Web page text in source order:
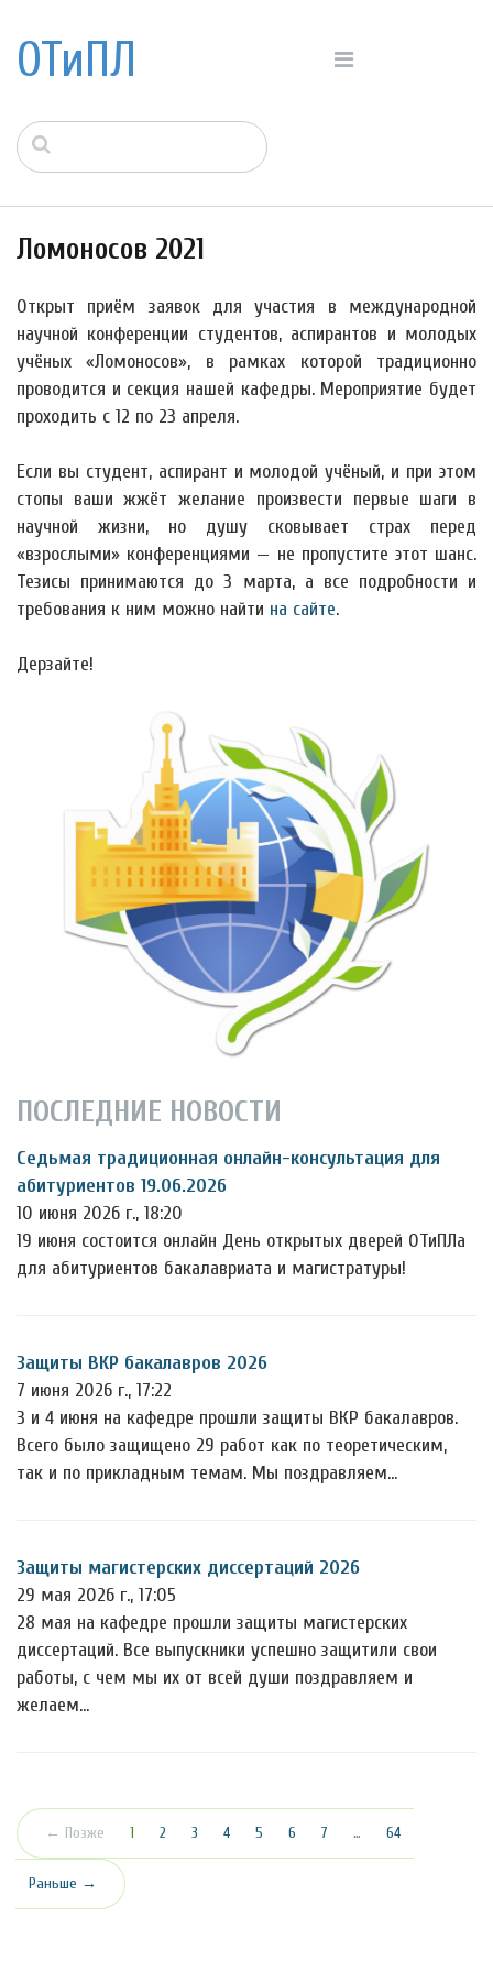
ОТиПЛ
Ломоносов 2021
Открыт приём заявок для участия в международной
научной конференции студентов, аспирантов и молодых
учёных «Ломоносов», в рамках которой традиционно
проводится и секция нашей кафедры. Мероприятие будет
проходить с 12 по 23 апреля.
Если вы студент, аспирант и молодой учёный, и при этом
стопы ваши жжёт желание произвести первые шаги в
научной жизни, но душу сковывает страх перед
«взрослыми» конференциями — не пропустите этот шанс.
Тезисы принимаются до 3 марта, а все подробности и
требования к ним можно найти на сайте.
Дерзайте!
ПОСЛЕДНИЕ НОВОСТИ
Седьмая традиционная онлайн-консультация для
абитуриентов 19.06.2026
10 июня 2026 г., 18:20
19 июня состоится онлайн День открытых дверей ОТиПЛа
для абитуриентов бакалавриата и магистратуры!
Защиты ВКР бакалавров 2026
7 июня 2026 г., 17:22
3 и 4 июня на кафедре прошли защиты ВКР бакалавров.
Всего было защищено 29 работ как по теоретическим,
так и по прикладным темам. Мы поздравляем…
Защиты магистерских диссертаций 2026
29 мая 2026 г., 17:05
28 мая на кафедре прошли защиты магистерских
диссертаций. Все выпускники успешно защитили свои
работы, с чем мы их от всей души поздравляем и
желаем…
← Позже 1 (текущая)
2 3 4 5 6 7 … 64
Раньше →